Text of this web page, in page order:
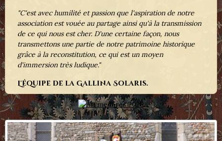
"C'est avec humilité et passion que l'aspiration de notre
association est vouée au partage ainsi qu'à la transmission
de ce qui nous est cher. D'une certaine façon, nous
transmettons une partie de notre patrimoine historique
grâce à la reconstitution, ce qui est un moyen
d'immersion très ludique."
L'équipe de la Gallina Solaris.